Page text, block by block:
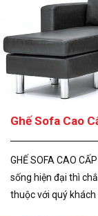
Ghế Sofa Cao
GHẾ SOFA CAO
sống hiện đại thì
thuộc với quý khách